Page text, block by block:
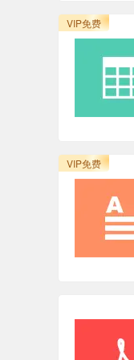
VIP免费
VIP免费